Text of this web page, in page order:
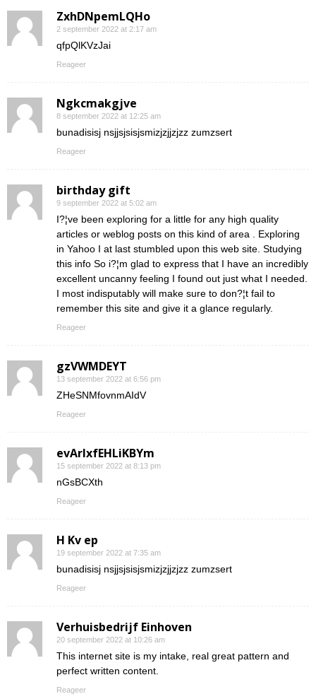
ZxhDNpemLQHo
2 september 2022 at 2:17 am
qfpQlKVzJai
Reageer
Ngkcmakgjve
8 september 2022 at 12:25 am
bunadisisj nsjjsjsisjsmizjzjjzjzz zumzsert
Reageer
birthday gift
9 september 2022 at 5:02 am
I?¦ve been exploring for a little for any high quality
articles or weblog posts on this kind of area . Exploring
in Yahoo I at last stumbled upon this web site. Studying
this info So i?¦m glad to express that I have an incredibly
excellent uncanny feeling I found out just what I needed.
I most indisputably will make sure to don?¦t fail to
remember this site and give it a glance regularly.
Reageer
gzVWMDEYT
13 september 2022 at 6:56 pm
ZHeSNMfovnmAIdV
Reageer
evArIxfEHLiKBYm
15 september 2022 at 8:13 pm
nGsBCXth
Reageer
H Kv ep
19 september 2022 at 7:35 am
bunadisisj nsjjsjsisjsmizjzjjzjzz zumzsert
Reageer
Verhuisbedrijf Einhoven
20 september 2022 at 10:26 am
This internet site is my intake, real great pattern and
perfect written content.
Reageer